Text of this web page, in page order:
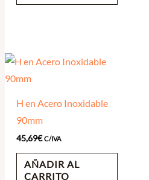
H en Acero Inoxidable
90mm
45,69€ C/IVA
AÑADIR AL
CARRITO